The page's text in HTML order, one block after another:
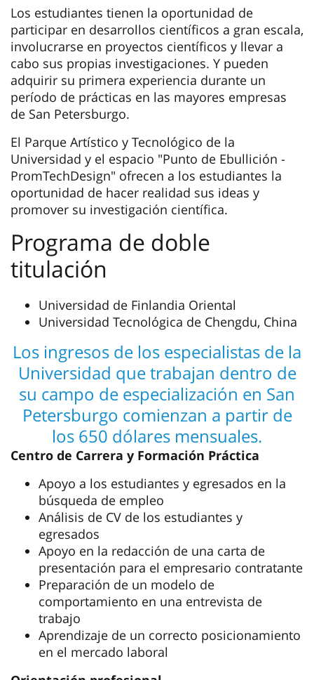
Los estudiantes tienen la oportunidad de
participar en desarrollos científicos a gran escala,
involucrarse en proyectos científicos y llevar a
cabo sus propias investigaciones. Y pueden
adquirir su primera experiencia durante un
período de prácticas en las mayores empresas
de San Petersburgo.
El Parque Artístico y Tecnológico de la
Universidad y el espacio "Punto de Ebullición -
PromTechDesign" ofrecen a los estudiantes la
oportunidad de hacer realidad sus ideas y
promover su investigación científica.
Programa de doble
titulación
Universidad de Finlandia Oriental
Universidad Tecnológica de Chengdu, China
Los ingresos de los especialistas de la
Universidad que trabajan dentro de
su campo de especialización en San
Petersburgo comienzan a partir de
los 650 dólares mensuales.
Centro de Carrera y Formación Práctica
Apoyo a los estudiantes y egresados en la
búsqueda de empleo
Análisis de CV de los estudiantes y
egresados
Apoyo en la redacción de una carta de
presentación para el empresario contratante
Preparación de un modelo de
comportamiento en una entrevista de
trabajo
Aprendizaje de un correcto posicionamiento
en el mercado laboral